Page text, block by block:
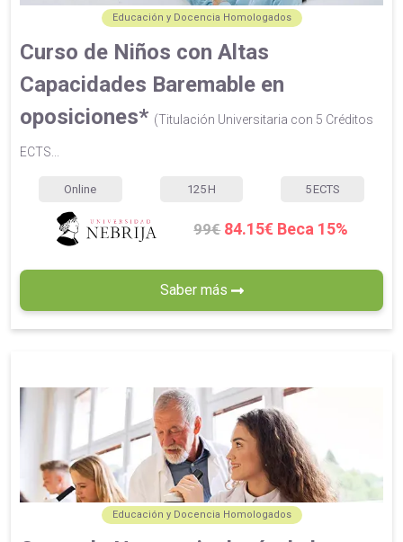
Educación y Docencia Homologados
Curso de Niños con Altas
Capacidades Baremable en
oposiciones* (Titulación Universitaria con 5 Créditos
ECTS...
Online 125 H 5 ECTS
99€ 84.15€ Beca 15%
Saber más
Educación y Docencia Homologados